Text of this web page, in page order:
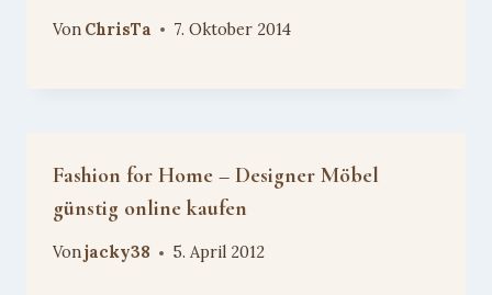
Von ChrisTa 7. Oktober 2014
Fashion for Home – Designer Möbel
günstig online kaufen
Vonjacky38 5. April 2012